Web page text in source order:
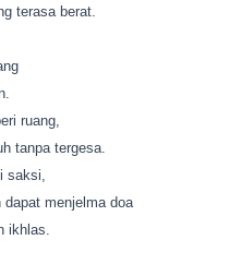
terasa berat.
ruang,
tanpa tergesa.
saksi,
dapat menjelma doa
ikhlas.